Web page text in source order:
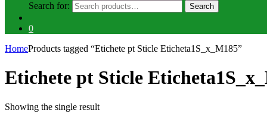
Search for:
Search
0
HomeProducts tagged “Etichete pt Sticle Eticheta1S_x_M185”
Etichete pt Sticle
Showing the single result